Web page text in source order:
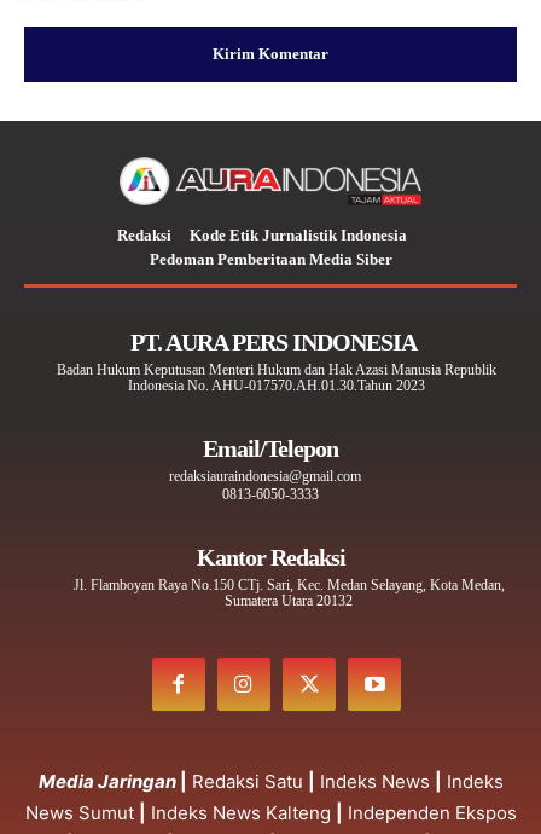
Redaksi
Kode Etik Jurnalistik Indonesia
Pedoman Pemberitaan Media Siber
PT. AURA PERS INDONESIA
Badan Hukum Keputusan Menteri Hukum dan Hak Azasi Manusia Republik
Indonesia No. AHU-017570.AH.01.30.Tahun 2023
Email/Telepon
redaksiauraindonesia@gmail.com
0813-6050-3333
Kantor Redaksi
Jl. Flamboyan Raya No.150 CTj. Sari, Kec. Medan Selayang, Kota Medan,
Sumatera Utara 20132
Media Jaringan Redaksi Satu Indeks News
Indeks
News Sumut
Indeks News Kalteng
Independen Ekspos